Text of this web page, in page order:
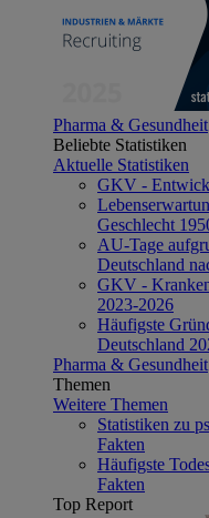
Pharma & Gesundheit
Beliebte Statistiken
Aktuelle Statistiken
GKV -
Geschlecht
AU-Tage
Deutschland
GKV -
2023-2026
Häufigste
Deutschland
Pharma & Gesundheit
Themen
Weitere Themen
Statistiken zu
Fakten
Häufigste
Fakten
Top Report